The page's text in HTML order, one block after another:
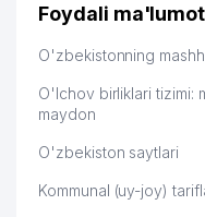
Foydali
O'zbekistonning
O'lchov birliklari tizimi:
maydon
O'zbekiston saytlari
Kommunal (uy-joy)